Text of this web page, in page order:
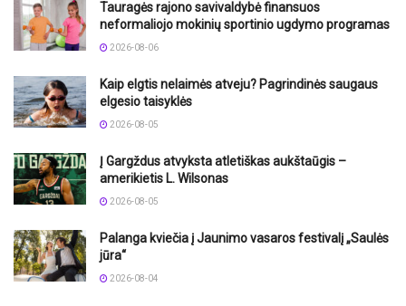
Tauragės rajono savivaldybė finansuos
neformaliojo mokinių sportinio ugdymo programas
2026-08-06
Kaip elgtis nelaimės atveju? Pagrindinės saugaus
elgesio taisyklės
2026-08-05
Į Gargždus atvyksta atletiškas aukštaūgis –
amerikietis L. Wilsonas
2026-08-05
Palanga kviečia į Jaunimo vasaros festivalį „Saulės
jūra“
2026-08-04